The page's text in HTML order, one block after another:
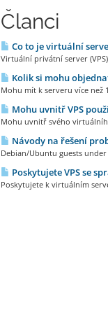
Članci
Co to je virtuální
Virtuální privátní server
Kolik si mohu
Mohu mít k serveru více než
Mohu uvnitř VPS
Mohu uvnitř svého
Návody na řešení
Debian/Ubuntu guests
Poskytujete VPS se
Poskytujete k virtuálním